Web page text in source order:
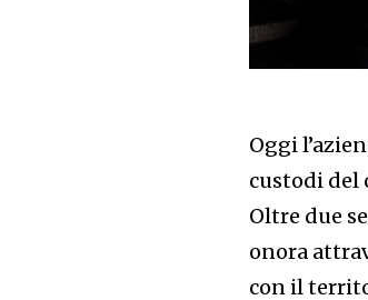
Oggi
custodi del
Oltre due
onora
con il